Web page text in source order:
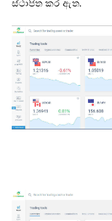
ස්ථාපිත කර ඇත.